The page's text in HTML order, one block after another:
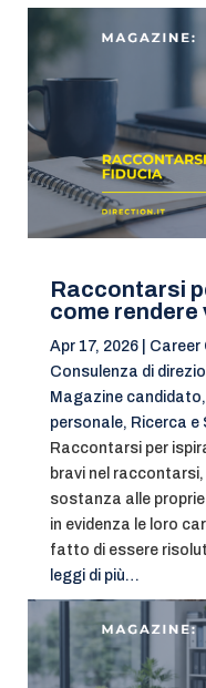
Raccontarsi
come rendere
Apr 17, 2026| Career
Consulenza di
Magazine candidato,
personale, Ricerca e
Raccontarsi per
bravi nel
sostanza alle
in evidenza le loro
fatto di essere
leggi di più…